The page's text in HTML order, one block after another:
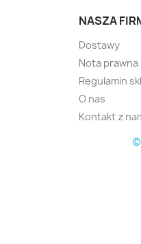
NASZA
Dostawy
Nota prawna
Regulamin
O nas
Kontakt z
©